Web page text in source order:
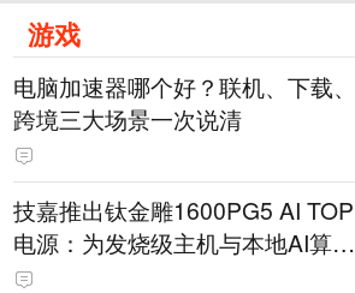
游戏
电脑加速器哪个好？联机、下载、
跨境三大场景一次说清
技嘉推出钛金雕1600PG5 AI TOP
电源：为发烧级主机与本地AI算力
打造旗舰供电方案